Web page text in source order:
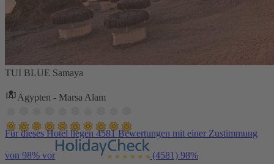
TUI BLUE Samaya
Ägypten - Marsa Alam
Für dieses Hotel liegen 4581 Bewertungen mit einer Zustimmung
von 98% vor (4581) 98%